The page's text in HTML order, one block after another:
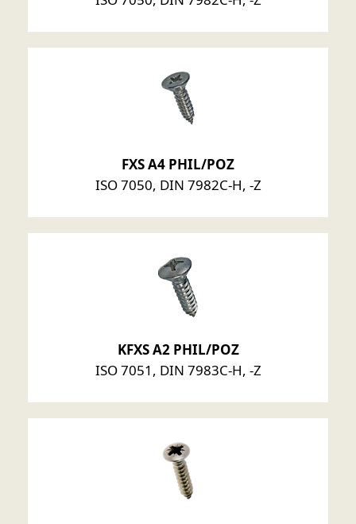
FXS A4 PHIL/POZ
ISO 7050, DIN 7982C-H, -Z
KFXS A2 PHIL/POZ
ISO 7051, DIN 7983C-H, -Z